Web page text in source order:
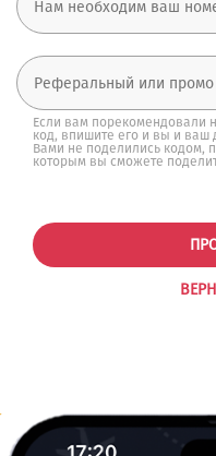
Если вам порекомендовали
код, впишите его и вы и ваш
Вами не поделились кодом,
которым вы сможете